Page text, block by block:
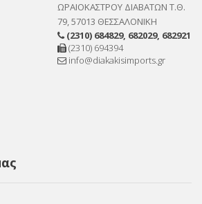
ΩΡΑΙΟΚΑΣΤΡΟΥ ΔΙΑΒΑΤΩΝ Τ.Θ.
79, 57013 ΘΕΣΣΑΛΟΝΙΚΗ
(2310) 684829, 682029, 682921
(2310) 694394
info@diakakisimports.gr